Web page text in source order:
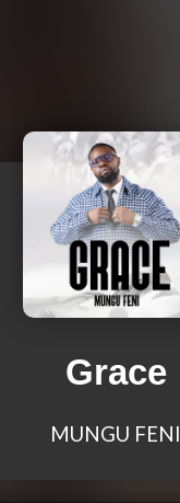
Grace
MUNGU FENI